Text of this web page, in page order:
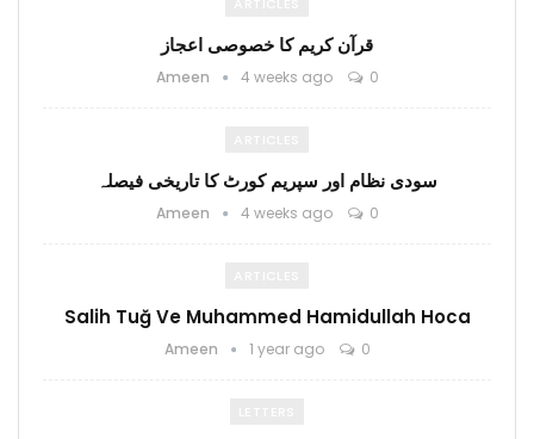
قرآن کریم کا خصوصی اعجاز
Ameen 4 weeks ago 0
سودی نظام اور سپریم کورٹ کا تاریخی فیصلہ
Ameen 4 weeks ago 0
Salih Tuğ Ve Muhammed Hamidullah Hoca
Ameen 1 year ago 0